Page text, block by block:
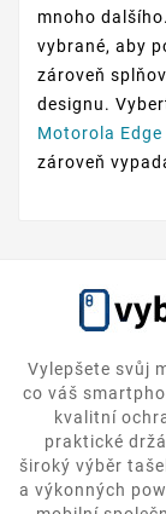
mnoho
vybrané, aby
zároveň
designu.
Motorola Edge
zároveň
Vylepšete svůj
co váš
kvalitní
praktické
široký výběr
a výkonných